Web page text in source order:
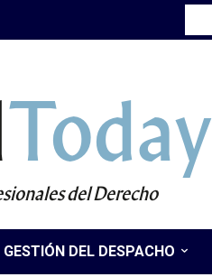
Today
del Derecho
GESTIÓN DEL DESPACHO